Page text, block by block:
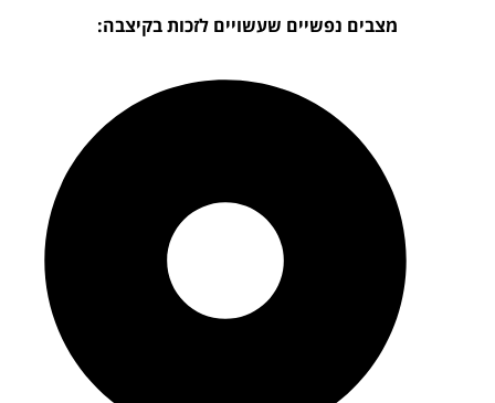
מצבים נפשיים שעשויים לזכות בקיצבה: